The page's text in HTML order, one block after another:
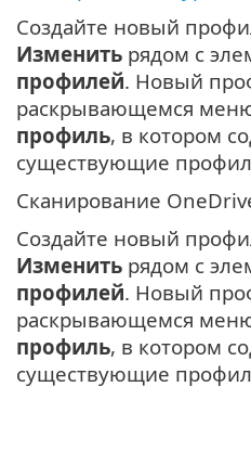
Создайте новый
Изменить рядом с
профилей. Новый
раскрывающемся
профиль, в котором
существующие
Сканирование
Создайте новый
Изменить рядом с
профилей. Новый
раскрывающемся
профиль, в котором
существующие